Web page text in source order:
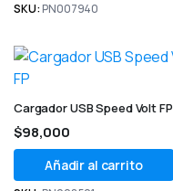
SKU: PN007940
Cargador USB Speed Volt FP
$98,000
Añadir al carrito